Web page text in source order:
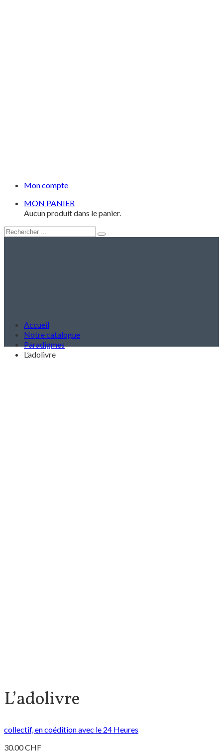
Mon compte
MON PANIER
Aucun produit dans le panier.
Accueil
Notre catalogue
Paradigmes
L’adolivre
L’adolivre
collectif, en coédition avec le 24 Heures
30.00CHF